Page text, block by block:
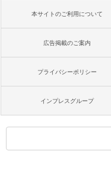
本サイトのご利用について
広告掲載のご案内
プライバシーポリシー
インプレスグループ